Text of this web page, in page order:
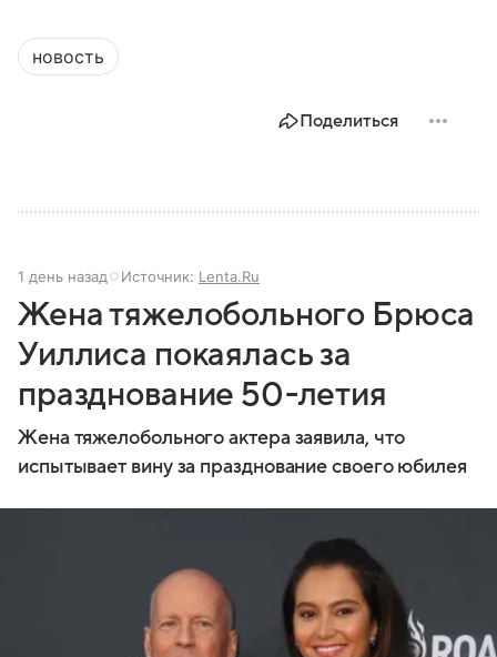
новость
Поделиться
1 день назад Источник: Lenta.Ru
Жена тяжелобольного Брюса
Уиллиса покаялась за
празднование 50-летия
Жена тяжелобольного актера заявила, что
испытывает вину за празднование своего юбилея